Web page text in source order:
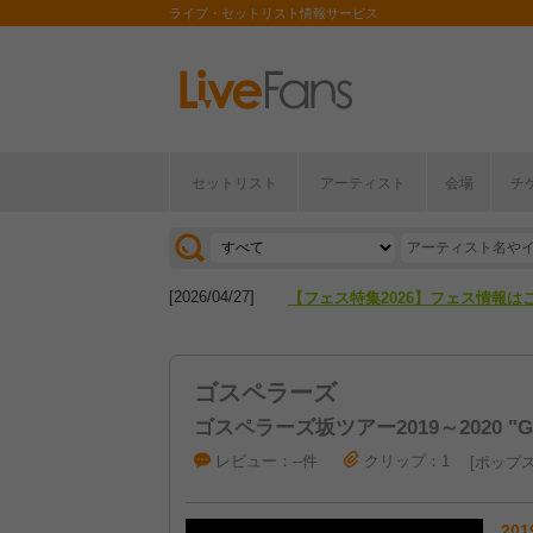
ライブ・セットリスト情報サービス
セットリスト アーティスト 会場 チ
[2026/07/28] 【ライブ動員ランキング】2026年
[2026/04/27] 【フェス特集2026】フェス情報は
ゴスペラーズ
ゴスペラーズ坂ツアー2019～2020
レビュー：--件 クリップ：1 ポップ